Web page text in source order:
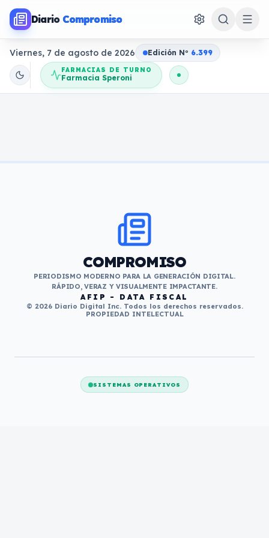
Diario Compromiso
Viernes, 7 de agosto de 2026 Edición No 6.399
FARMACIAS DE TURNO
Farmacia Speroni
COMPROMISO
PERIODISMO MODERNO PARA LA GENERACIÓN DIGITAL.
RÁPIDO, VERAZ Y VISUALMENTE IMPACTANTE.
AFIP - DATA FISCAL
© 2026 Diario Digital Inc. Todos los derechos reservados.
PROPIEDAD INTELECTUAL
SISTEMAS OPERATIVOS